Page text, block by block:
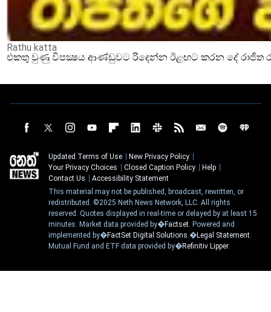
Rathu katta
එකතු වුණු විපක්‍ෂය ආණ්ඩුවට රිදෙන්න ඊළඟට කරන දේ රාජිත
Updated Terms of Use
New Privacy Policy
Your Privacy Choices
Closed Caption Policy
Help
Contact Us
Accessibility Statement
This material may not be published, broadcast, rewritten, or
redistributed. ©2025 Neth News Network, LLC. All rights
reserved. Quotes displayed in real-time or delayed by at least 15
minutes. Market data provided by�Factset. Powered and
implemented by�FactSet Digital Solutions.�Legal Statement.
Mutual Fund and ETF data provided by�Refinitiv Lipper.